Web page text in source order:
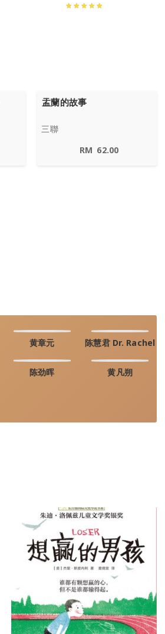
盂蘭的故事
三聯
RM 62.00
黄章元 陈慧君 Dr. Rachel
陈劲晖 黄凡朔